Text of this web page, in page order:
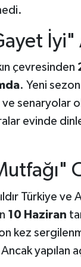
İyi"
çevresinden
. Yeni
senaryolar
evinde
Türkiye
10 Haziran
kez
yapılan